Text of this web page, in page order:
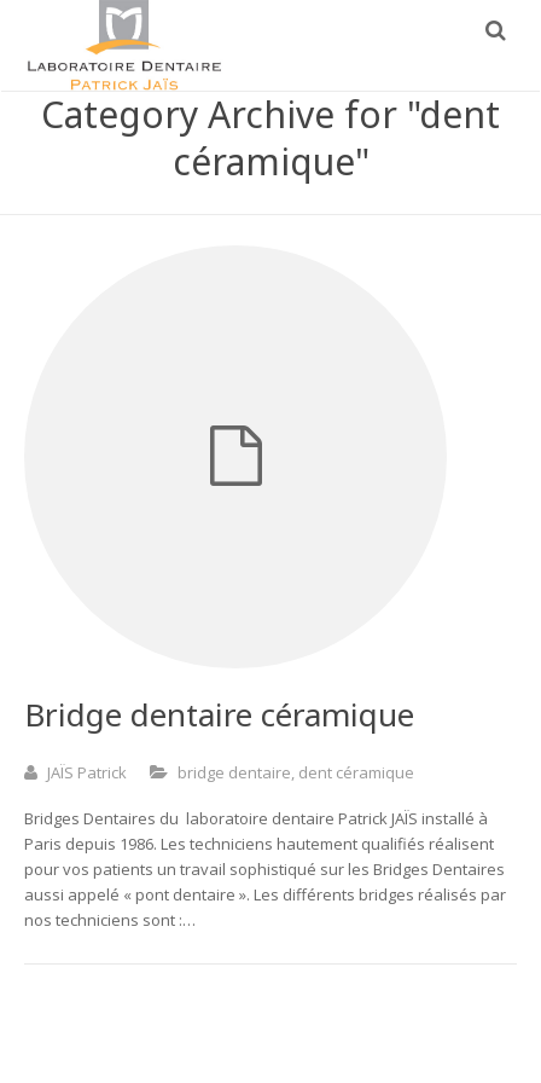
Category Archive for "dent
céramique"
Bridge dentaire céramique
JAÏS Patrick bridge dentaire, dent céramique
Bridges Dentaires du laboratoire dentaire Patrick JAÏS installé à
Paris depuis 1986. Les techniciens hautement qualifiés réalisent
pour vos patients un travail sophistiqué sur les Bridges Dentaires
aussi appelé « pont dentaire ». Les différents bridges réalisés par
nos techniciens sont :…